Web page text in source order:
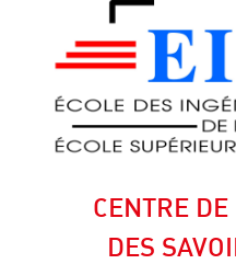
CENTRE DE
DES